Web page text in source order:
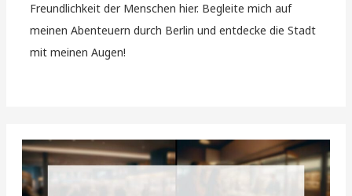
Freundlichkeit der Menschen hier. Begleite mich auf
meinen Abenteuern durch Berlin und entdecke die Stadt
mit meinen Augen!